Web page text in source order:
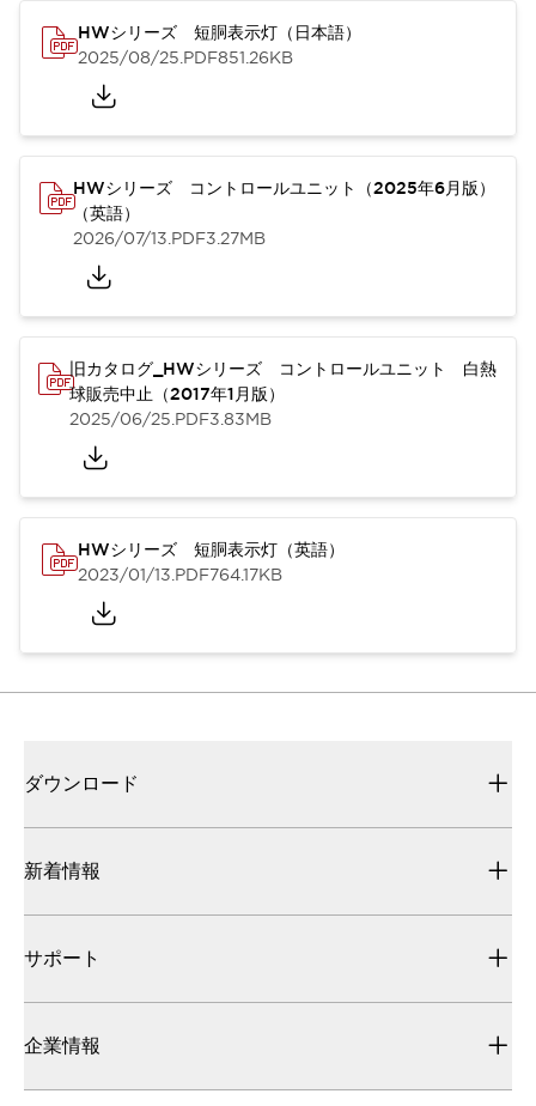
HWシリーズ 短胴表示灯（日本語）
2025/08/25.PDF851.26KB
HWシリーズ コントロールユニット（2025年6月版）
（英語）
2026/07/13.PDF3.27MB
旧カタログ_HWシリーズ コントロールユニット 白熱
球販売中止（2017年1月版）
2025/06/25.PDF3.83MB
HWシリーズ 短胴表示灯（英語）
2023/01/13.PDF764.17KB
ダウンロード
新着情報
サポート
企業情報